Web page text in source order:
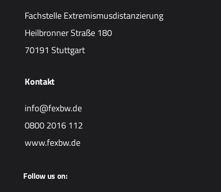
Fachstelle Extremismusdistanzierung
Heilbronner Straße 180
70191 Stuttgart
Kontakt
info@fexbw.de
0800 2016 112
www.fexbw.de
Follow us on: